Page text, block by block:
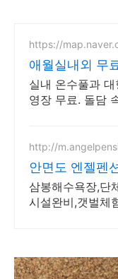
https://
애월실내외 무
반려견 동반 이
실내 온수풀과
영장 무료. 돌담
멍과 파티까지 즐
http://
안면도 엔젤펜
삼봉해수욕장,단
시설완비,갯벌체